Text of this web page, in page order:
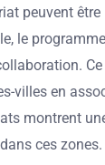
peuvent
le
villes en
montrent
ces zones.